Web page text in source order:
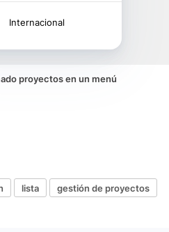
Internacional
proyectos en un menú
lista gestión de proyectos